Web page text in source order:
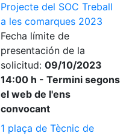
Projecte del SOC Treball
a les comarques 2023
Fecha límite de
presentación de la
solicitud: 09/10/2023
14:00 h - Termini segons
el web de l'ens
convocant
1 plaça de Tècnic de